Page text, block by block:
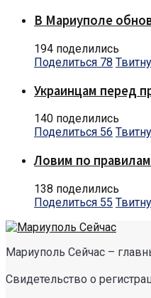
В Мариуполе
194 поделились
Поделиться 78
Украинцам перед
140 поделились
Поделиться 56
Ловим по
138 поделились
Поделиться 55
Мариуполь Сейчас –
Свидетельство о